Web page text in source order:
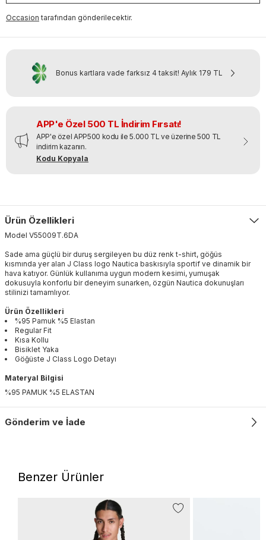
Occasion tarafından gönderilecektir.
Bonus kartlara vade farksız 4 taksit! Aylık 179 TL
APP'e Özel 500 TL İndirim Fırsatı!
APP'e özel APP500 kodu ile 5.000 TL ve üzerine 500 TL
indirim kazanın.
Kodu Kopyala
Ürün Özellikleri
Model V55009T.6DA
Sade ama güçlü bir duruş sergileyen bu düz renk t-shirt, göğüs
kısmında yer alan J Class logo Nautica baskısıyla sportif ve dinamik bir
hava katıyor. Günlük kullanıma uygun modern kesimi, yumuşak
dokusuyla konforlu bir deneyim sunarken, özgün Nautica dokunuşları
stilinizi tamamlıyor.
Ürün Özellikleri
%95 Pamuk %5 Elastan
Regular Fit
Kısa Kollu
Bisiklet Yaka
Göğüste J Class Logo Detayı
Materyal Bilgisi
%95 PAMUK %5 ELASTAN
Gönderim ve İade
Benzer Ürünler